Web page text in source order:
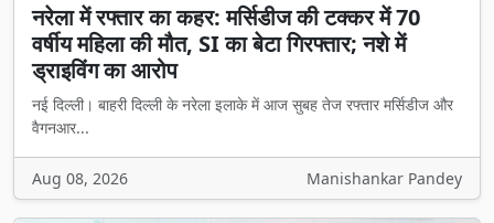
नरेला में रफ्तार का कहर: मर्सिडीज की टक्कर में 70
वर्षीय महिला की मौत, SI का बेटा गिरफ्तार; नशे में
ड्राइविंग का आरोप
नई दिल्ली। बाहरी दिल्ली के नरेला इलाके में आज सुबह तेज रफ्तार मर्सिडीज और
वैगनआर...
Aug 08, 2026 Manishankar Pandey